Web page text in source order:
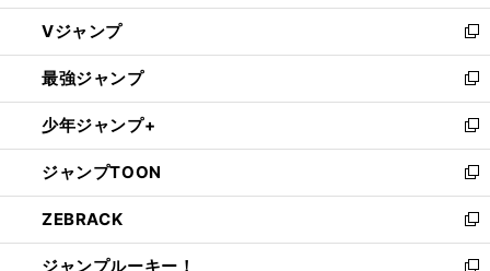
ウ
ィ
ン
ド
ウ
で
開
く
し
い
ウ
ィ
ン
ド
ウ
で
開
く
Vジャンプ
新
し
い
ウ
ィ
ン
ド
ウ
で
開
く
最強ジャンプ
新
し
い
ウ
ィ
ン
ド
ウ
で
少年ジャンプ+
新
し
い
ウ
ィ
ン
ジャンプTOON
新
し
い
ウ
ZEBRACK
新
し
ジャンプルーキー！